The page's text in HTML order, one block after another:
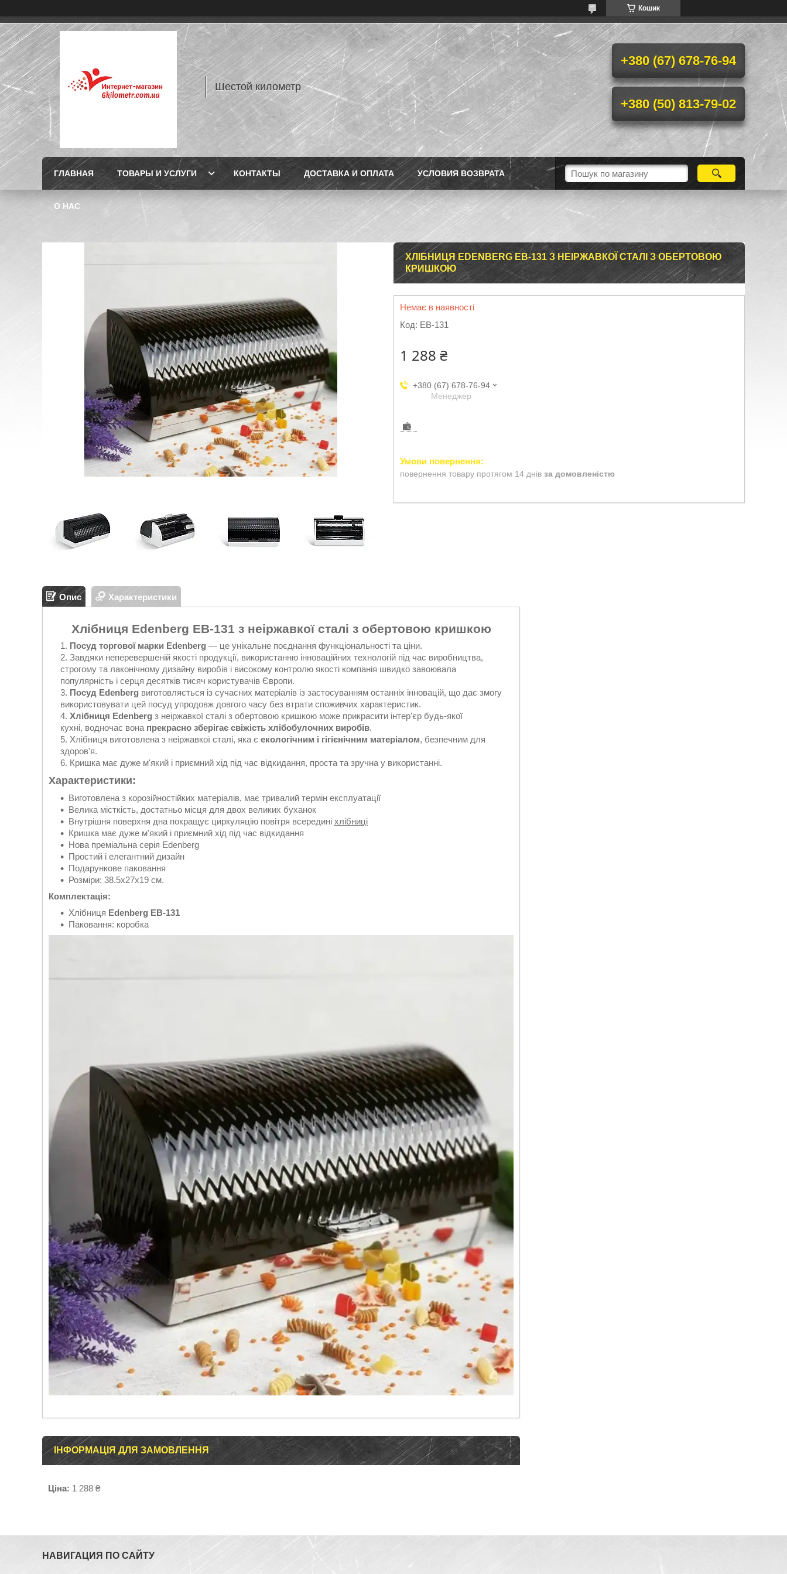
Кошик
Шестой километр
+380 (67) 678-76-94
+380 (50) 813-79-02
ГЛАВНАЯ ТОВАРЫ И УСЛУГИ КОНТАКТЫ ДОСТАВКА И ОПЛАТА УСЛОВИЯ ВОЗВРАТА
О НАС
ХЛІБНИЦЯ EDENBERG EB-131 З НЕІРЖАВКОЇ СТАЛІ З ОБЕРТОВОЮ
КРИШКОЮ
Немає в наявності
Код: EB-131
1 288 ₴
+380 (67) 678-76-94
Менеджер
повернення товару протягом 14 днів за домовленістю
Опис Характеристики
Хлібниця Edenberg EB-131 з неіржавкої сталі з обертовою кришкою
Посуд торгової марки Edenberg — це унікальне поєднання функціональності та ціни.
Завдяки неперевершеній якості продукції, використанню інноваційних технологій під час виробництва,
строгому та лаконічному дизайну виробів і високому контролю якості компанія швидко завоювала
популярність і серця десятків тисяч користувачів Європи.
Посуд Edenberg виготовляється із сучасних матеріалів із застосуванням останніх інновацій, що дає змогу
використовувати цей посуд упродовж довгого часу без втрати споживчих характеристик.
Хлібниця Edenberg з неіржавкої сталі з обертовою кришкою може прикрасити інтер'єр будь-якої
кухні, водночас вона прекрасно зберігає свіжість хлібобулочних виробів.
Хлібниця виготовлена з неіржавкої сталі, яка є екологічним і гігієнічним матеріалом, безпечним для
здоров'я.
Кришка має дуже м'який і приємний хід під час відкидання, проста та зручна у використанні.
Характеристики:
Виготовлена з корозійностійких матеріалів, має тривалий термін експлуатації
Велика місткість, достатньо місця для двох великих буханок
Внутрішня поверхня дна покращує циркуляцію повітря всередині хлібниці
Кришка має дуже м'який і приємний хід під час відкидання
Нова преміальна серія Edenberg
Простий і елегантний дизайн
Подарункове паковання
Розміри: 38.5х27x19 см.
Комплектація:
Хлібниця Edenberg EB-131
Паковання: коробка
ІНФОРМАЦІЯ ДЛЯ ЗАМОВЛЕННЯ
Ціна: 1 288 ₴
НАВИГАЦИЯ ПО САЙТУ